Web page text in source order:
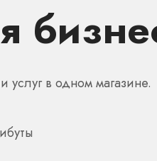
в одном магазине.